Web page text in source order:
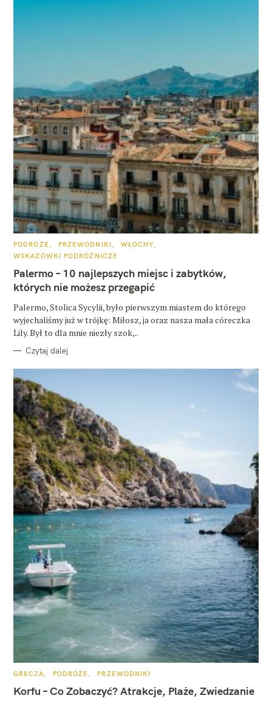
K
T
G
R
PODRÓŻE PRZEWODNIKI
WŁOCHY
WSKAZÓWKI PODRÓŻNICZE
Palermo – 10 najlepszych miejsc i zabytków,
których nie możesz przegapić
Palermo, Stolica Sycylii, było pierwszym miastem do którego
wyjechaliśmy już w trójkę: Miłosz, ja oraz nasza mała córeczka
Lily. Był to dla mnie niezły szok,..
Czytaj dalej
K
T
E
GRECJA PODRÓŻE PRZEWODNIKI
Korfu – Co Zobaczyć? Atrakcje, Plaże, Zwiedzanie